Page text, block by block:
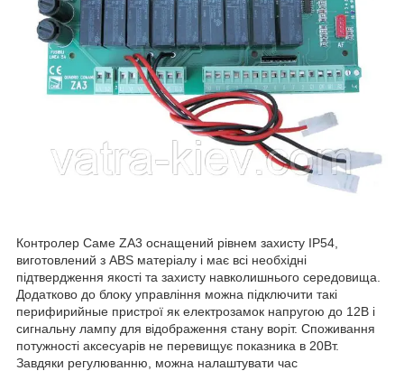
Контролер Саме ZA3 оснащений рівнем захисту IP54,
виготовлений з ABS матеріалу і має всі необхідні
підтвердження якості та захисту навколишнього середовища.
Додатково до блоку управління можна підключити такі
перифирийные пристрої як електрозамок напругою до 12В і
сигнальну лампу для відображення стану воріт. Споживання
потужності аксесуарів не перевищує показника в 20Вт.
Завдяки регулюванню, можна налаштувати час